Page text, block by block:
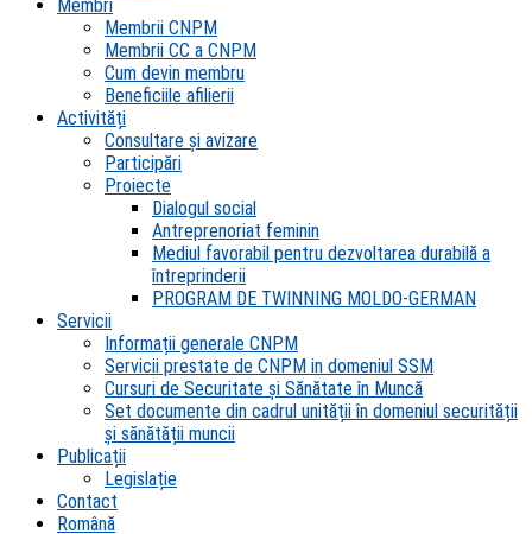
Membri
Membrii CNPM
Membrii CC a CNPM
Cum devin membru
Beneficiile afilierii
Activități
Consultare și avizare
Participări
Proiecte
Dialogul social
Antreprenoriat feminin
Mediul favorabil pentru dezvoltarea durabilă a
întreprinderii
PROGRAM DE TWINNING MOLDO-GERMAN
Servicii
Informații generale CNPM
Servicii prestate de CNPM in domeniul SSM
Cursuri de Securitate și Sănătate în Muncă
Set documente din cadrul unității în domeniul securității
și sănătății muncii
Publicații
Legislație
Contact
Română